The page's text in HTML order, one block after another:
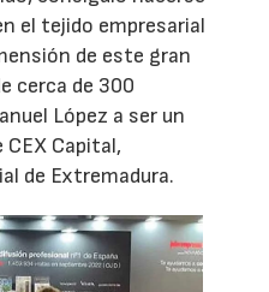
el tejido empresarial
de este gran
cerca de 300
López a ser un
Capital,
de Extremadura.